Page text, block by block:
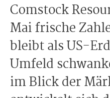
Comstock
Mai frische
bleibt als US-
Umfeld
im Blick der